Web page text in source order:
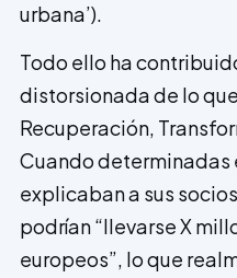
urbana’).
Todo ello ha
distorsionada de lo
Recuperación,
Cuando determinadas
explicaban a sus
podrían “llevarse X
europeos”, lo que